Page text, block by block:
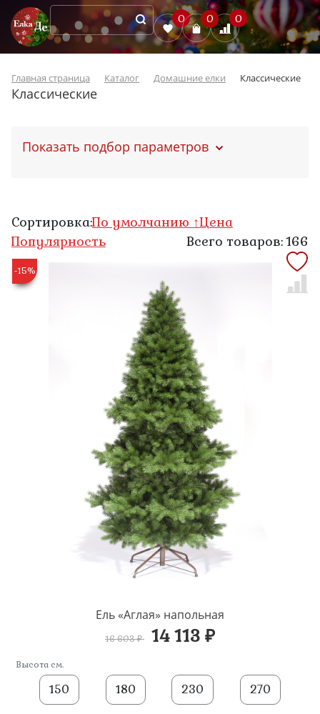
0 0 0
Главная страница Каталог Домашние елки Классические
Классические
Показать подбор параметров
Сортировка:По умолчанию ↑Цена
Популярность
Всего товаров: 166
-15%
Ель «Аглая» напольная
16 603 ₽ 14 113 ₽
Высота см.
150 180 230 270